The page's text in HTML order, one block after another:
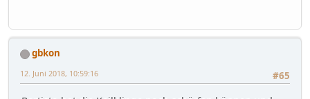
gbkon
#65
12. Juni 2018, 10:59:16